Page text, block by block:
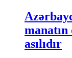
manatın
asılıdır